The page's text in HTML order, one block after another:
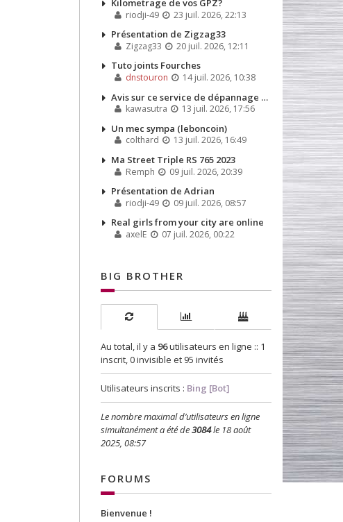
Kilometrage de vos GPZ?
riodji-49 23 juil. 2026, 22:13
Présentation de Zigzag33
Zigzag33 20 juil. 2026, 12:11
Tuto joints Fourches
dnstouron 14 juil. 2026, 10:38
Avis sur ce service de dépannage que j'ai dû appeler la semaine dernière
kawasutra 13 juil. 2026, 17:56
Un mec sympa (leboncoin)
colthard 13 juil. 2026, 16:49
Ma Street Triple RS 765 2023
Remph 09 juil. 2026, 20:39
Présentation de Adrian
riodji-49 09 juil. 2026, 08:57
Real girls from your city are online
axelE 07 juil. 2026, 00:22
BIG BROTHER
Au total, il y a 96utilisateurs en ligne :: 1
inscrit, 0 invisible et 95 invités
Utilisateurs inscrits : Bing [Bot]
Le nombre maximal d’utilisateurs en ligne
simultanément a été de3084le 18 août
2025, 08:57
FORUMS
Bienvenue !